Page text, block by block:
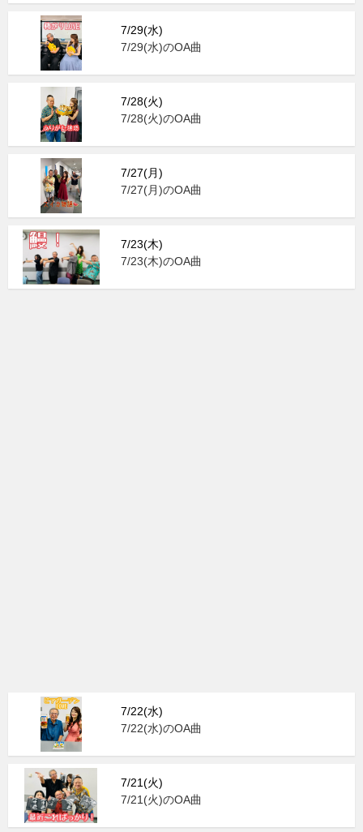
7/29(水)
7/29(水)のOA曲
7/28(火)
7/28(火)のOA曲
7/27(月)
7/27(月)のOA曲
7/23(木)
7/23(木)のOA曲
7/22(水)
7/22(水)のOA曲
7/21(火)
7/21(火)のOA曲